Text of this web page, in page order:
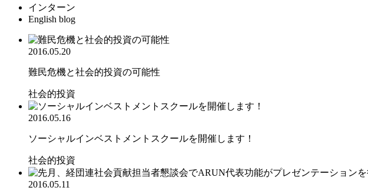
インターン
English blog
2016.05.20
難民危機と社会的投資の可能性
社会的投資
2016.05.16
ソーシャルインベストメントスクールを開催します！
社会的投資
2016.05.11